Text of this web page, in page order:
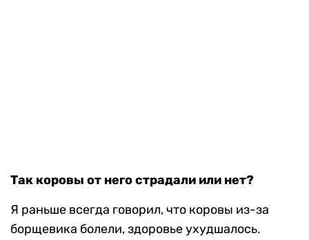
Так коровы от него страдали или нет?
Я раньше всегда говорил, что коровы из-за
борщевика болели, здоровье ухудшалось.